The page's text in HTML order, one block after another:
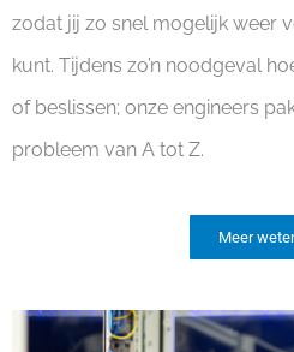
zodat jij zo snel mogelijk weer
kunt. Tijdens zo’n noodgeval
of beslissen; onze engineers
probleem van A tot Z.
Meer